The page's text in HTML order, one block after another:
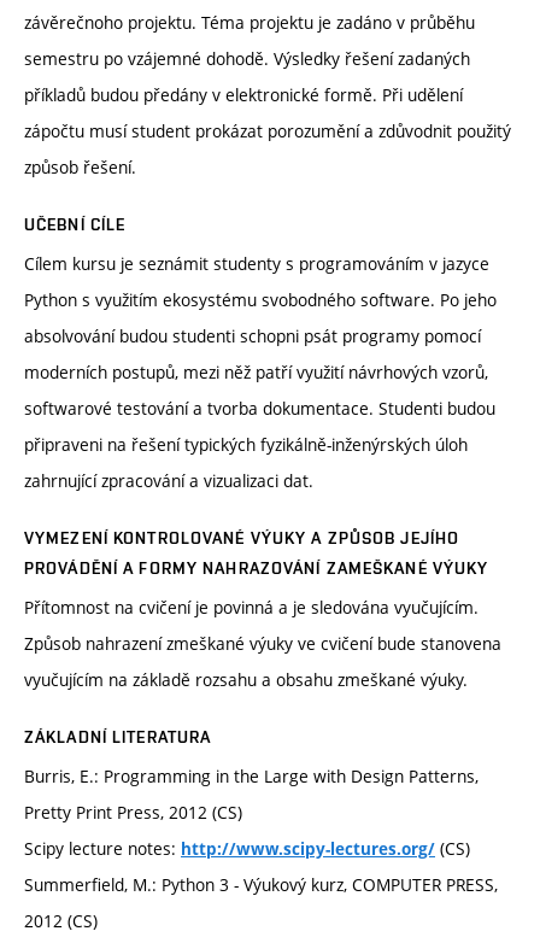
závěrečnoho projektu. Téma projektu je zadáno v průběhu
semestru po vzájemné dohodě. Výsledky řešení zadaných
příkladů budou předány v elektronické formě. Při udělení
zápočtu musí student prokázat porozumění a zdůvodnit použitý
způsob řešení.
UČEBNÍ CÍLE
Cílem kursu je seznámit studenty s programováním v jazyce
Python s využitím ekosystému svobodného software. Po jeho
absolvování budou studenti schopni psát programy pomocí
moderních postupů, mezi něž patří využití návrhových vzorů,
softwarové testování a tvorba dokumentace. Studenti budou
připraveni na řešení typických fyzikálně-inženýrských úloh
zahrnující zpracování a vizualizaci dat.
VYMEZENÍ KONTROLOVANÉ VÝUKY A ZPŮSOB JEJÍHO
PROVÁDĚNÍ A FORMY NAHRAZOVÁNÍ ZAMEŠKANÉ VÝUKY
Přítomnost na cvičení je povinná a je sledována vyučujícím.
Způsob nahrazení zmeškané výuky ve cvičení bude stanovena
vyučujícím na základě rozsahu a obsahu zmeškané výuky.
ZÁKLADNÍ LITERATURA
Burris, E.: Programming in the Large with Design Patterns,
Pretty Print Press, 2012 (CS)
Scipy lecture notes: http://www.scipy-lectures.org/ (CS)
Summerfield, M.: Python 3 - Výukový kurz, COMPUTER PRESS,
2012 (CS)